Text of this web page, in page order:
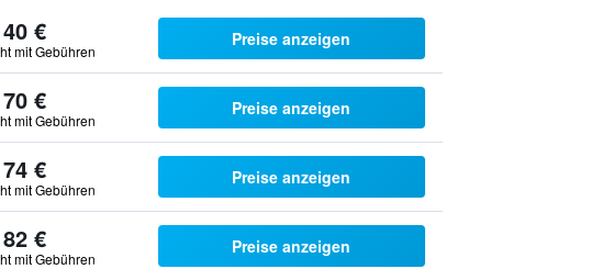
40 €
mit Gebühren
Preise anzeigen
70 €
mit Gebühren
Preise anzeigen
74 €
mit Gebühren
Preise anzeigen
82 €
mit Gebühren
Preise anzeigen